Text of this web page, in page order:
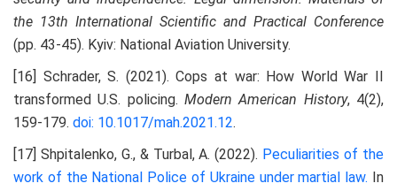
the 13th International Scientific and Practical Conference
(pp. 43-45). Kyiv: National Aviation University.
[16] Schrader, S. (2021). Cops at war: How World War II
transformed U.S. policing. Modern American History, 4(2),
159-179. doi: 10.1017/mah.2021.12.
[17] Shpitalenko, G., & Turbal, A. (2022). Peculiarities of the
work of the National Police of Ukraine under martial
law. In